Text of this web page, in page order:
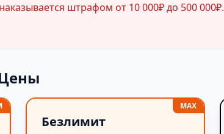
штрафом от 10 000₽ до 500 000₽.
MAX
Безлимит